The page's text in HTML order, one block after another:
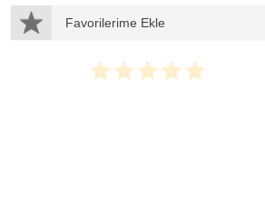
Favorilerime Ekle